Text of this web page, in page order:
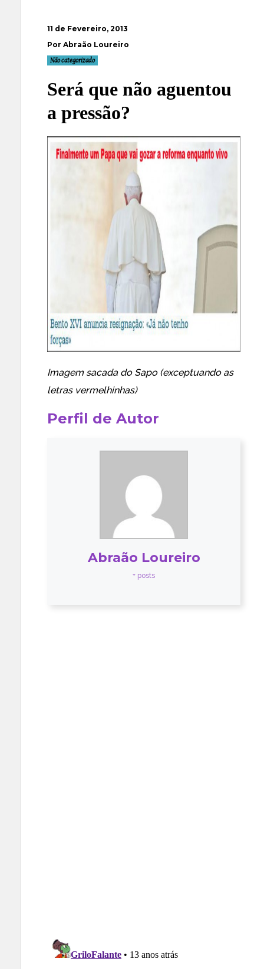
11 de Fevereiro, 2013
Por Abraão Loureiro
Não categorizado
Será que não aguentou
a pressão?
Imagem sacada do Sapo (exceptuando as
letras vermelhinhas)
Perfil de Autor
Abraão Loureiro
+ posts